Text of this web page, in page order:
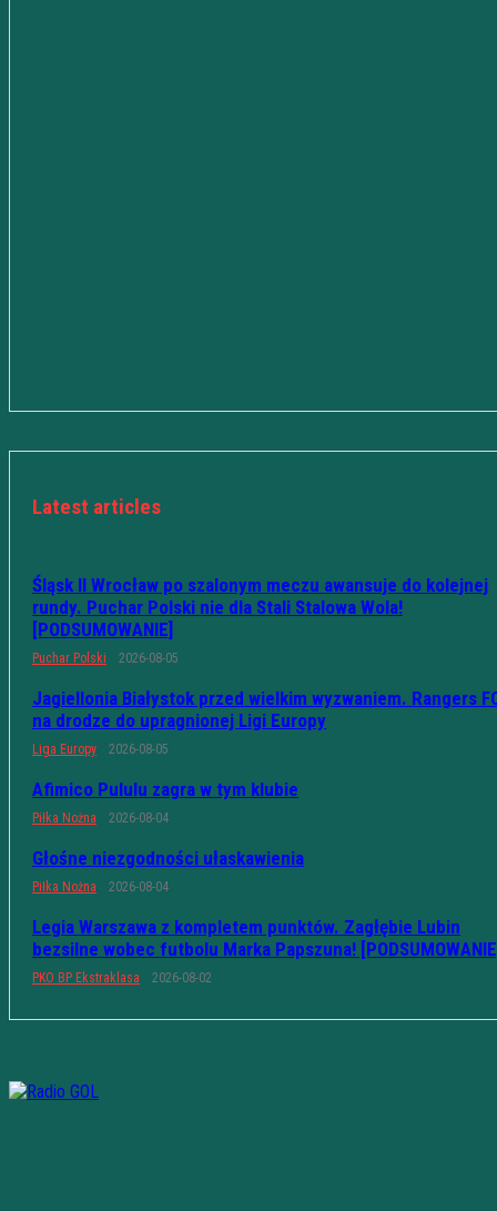
Latest articles
Śląsk II Wrocław po szalonym meczu awansuje do kolejnej
rundy. Puchar Polski nie dla Stali Stalowa Wola!
[PODSUMOWANIE]
Puchar Polski 2026-08-05
Jagiellonia Białystok przed wielkim wyzwaniem. Rangers
na drodze do upragnionej Ligi Europy
Liga Europy 2026-08-05
Afimico Pululu zagra w tym klubie
Piłka Nożna 2026-08-04
Głośne niezgodności ułaskawienia
Piłka Nożna 2026-08-04
Legia Warszawa z kompletem punktów. Zagłębie Lubin
bezsilne wobec futbolu Marka Papszuna!
PKO BP Ekstraklasa 2026-08-02